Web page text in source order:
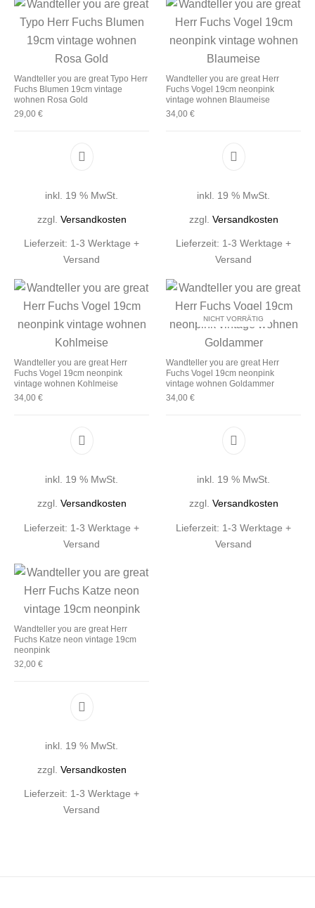
Wandteller you are great Typo Herr
Fuchs Blumen 19cm vintage
wohnen Rosa Gold
29,00 €
inkl. 19 % MwSt.
zzgl. Versandkosten
Lieferzeit: 1-3 Werktage +
Versand
Wandteller you are great Herr
Fuchs Vogel 19cm neonpink
vintage wohnen Blaumeise
34,00 €
inkl. 19 % MwSt.
zzgl. Versandkosten
Lieferzeit: 1-3 Werktage +
Versand
Wandteller you are great Herr
Fuchs Vogel 19cm neonpink
vintage wohnen Kohlmeise
34,00 €
inkl. 19 % MwSt.
zzgl. Versandkosten
Lieferzeit: 1-3 Werktage +
Versand
NICHT VORRÄTIG
Wandteller you are great Herr
Fuchs Vogel 19cm neonpink
vintage wohnen Goldammer
34,00 €
inkl. 19 % MwSt.
zzgl. Versandkosten
Lieferzeit: 1-3 Werktage +
Versand
Wandteller you are great Herr
Fuchs Katze neon vintage 19cm
neonpink
32,00 €
inkl. 19 % MwSt.
zzgl. Versandkosten
Lieferzeit: 1-3 Werktage +
Versand